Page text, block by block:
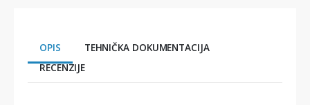
OPIS
TEHNIČKA DOKUMENTACIJA
RECENZIJE